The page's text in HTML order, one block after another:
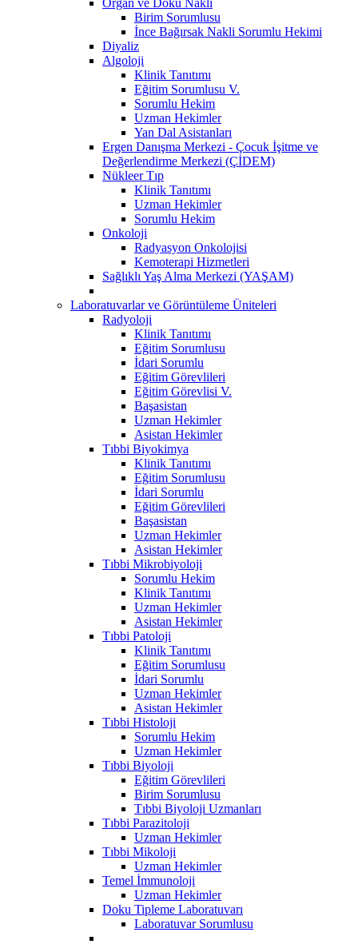
Birim Sorumlusu
İnce Bağırsak Nakli Sorumlu Hekimi
Diyaliz
Algoloji
Klinik Tanıtımı
Eğitim Sorumlusu V.
Sorumlu Hekim
Uzman Hekimler
Yan Dal Asistanları
Ergen Danışma Merkezi - Çocuk İşitme ve
Değerlendirme Merkezi (ÇİDEM)
Nükleer Tıp
Klinik Tanıtımı
Uzman Hekimler
Sorumlu Hekim
Onkoloji
Radyasyon Onkolojisi
Kemoterapi Hizmetleri
Sağlıklı Yaş Alma Merkezi (YAŞAM)
Laboratuvarlar ve Görüntüleme Üniteleri
Radyoloji
Klinik Tanıtımı
Eğitim Sorumlusu
İdari Sorumlu
Eğitim Görevlileri
Eğitim Görevlisi V.
Başasistan
Uzman Hekimler
Asistan Hekimler
Tıbbi Biyokimya
Klinik Tanıtımı
Eğitim Sorumlusu
İdari Sorumlu
Eğitim Görevlileri
Başasistan
Uzman Hekimler
Asistan Hekimler
Tıbbi Mikrobiyoloji
Sorumlu Hekim
Klinik Tanıtımı
Uzman Hekimler
Asistan Hekimler
Tıbbi Patoloji
Klinik Tanıtımı
Eğitim Sorumlusu
İdari Sorumlu
Uzman Hekimler
Asistan Hekimler
Tıbbi Histoloji
Sorumlu Hekim
Uzman Hekimler
Tıbbi Biyoloji
Eğitim Görevlileri
Birim Sorumlusu
Tıbbi Biyoloji Uzmanları
Tıbbi Parazitoloji
Uzman Hekimler
Tıbbi Mikoloji
Uzman Hekimler
Temel İmmunoloji
Uzman Hekimler
Doku Tipleme Laboratuvarı
Laboratuvar Sorumlusu